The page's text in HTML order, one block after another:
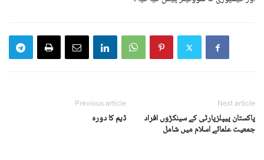
Previous article
ڈیم کا دورہ
Next article
پاکستان پیپلزپارٹی کے سینکڑوں افراد
جمعیت علمائے اسلام میں شامل